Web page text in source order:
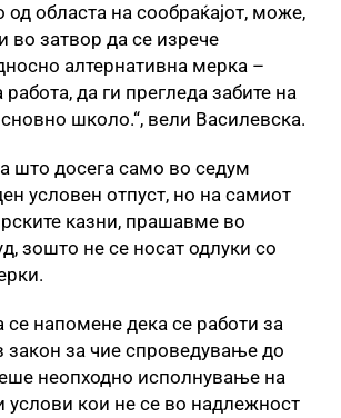
областа на сообраќајот, може,
во затвор да се изрече
алтернативна мерка –
да ги прегледа забите на
школо.“, вели Василевска.
што досега само во седум
условен отпуст, но на самиот
казни, прашавме во
зошто не се носат одлуки со
се напомене дека се работи за
закон за чие спроведување до
неопходно исполнување на
услови кои не се во надлежност